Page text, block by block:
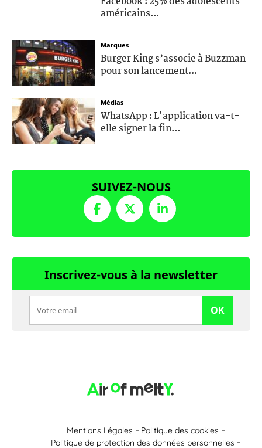
américains...
Marques
Burger King s’associe à Buzzman
pour son lancement...
Médias
WhatsApp : L'application va-t-
elle signer la fin...
SUIVEZ-NOUS
Inscrivez-vous à la newsletter
OK
Mentions Légales
Politique des cookies
Politique de protection des données personnelles